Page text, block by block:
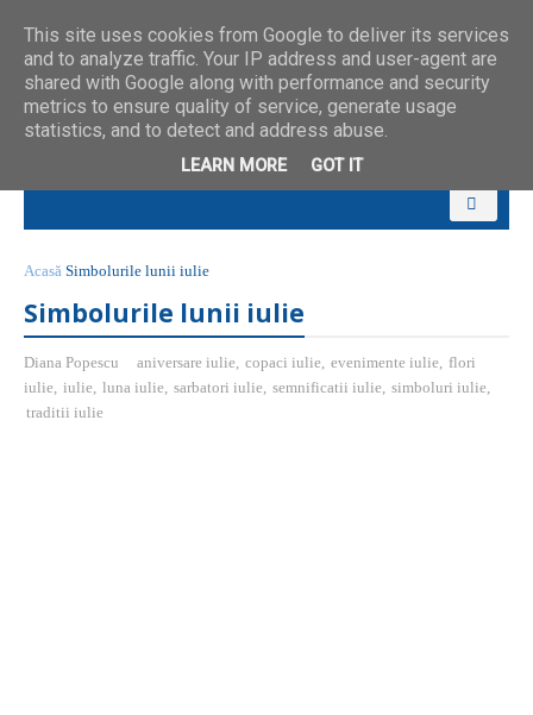
Acasă Simbolurile lunii iulie
Simbolurile lunii iulie
Diana Popescu aniversare iulie, copaci iulie, evenimente iulie, flori
iulie, iulie, luna iulie, sarbatori iulie, semnificatii iulie, simboluri iulie,
traditii iulie
This site uses cookies from Google to deliver its services
and to analyze traffic. Your IP address and user-agent are
shared with Google along with performance and security
metrics to ensure quality of service, generate usage
statistics, and to detect and address abuse.
LEARN MORE GOT IT